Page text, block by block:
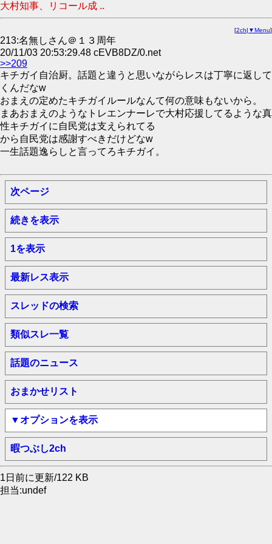
大村知事、リコール成 ..
[2ch| ▼Menu]
213:名無しさん＠１３周年
20/11/03 20:53:29.48 cEVB8DZ/0.net
>>209
キチガイ自治厨。話題と違うと思いながらレスは丁寧に返して
くんだなw
おまえの定めたキチガイルールなんて何の意味もないから。
まあおまえのようなトレエンナーレで大村応援してるような真
性キチガイに自民党は支えられてる
から自民党は感謝すべきだけどなw
一生話題逸らしと言ってろキチガイ。
次ページ
続きを表示
1を表示
最新レス表示
スレッドの検索
類似スレ一覧
話題のニュース
おまかせリスト
▼オプションを表示
暇つぶし2ch
1日前に更新/122 KB
担当:undef